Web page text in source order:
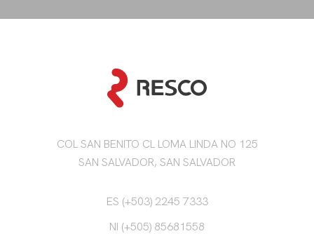
COL SAN BENITO CL LOMA LINDA NO 125
SAN SALVADOR, SAN SALVADOR
ES (+503) 2245 7333
NI (+505) 85681558